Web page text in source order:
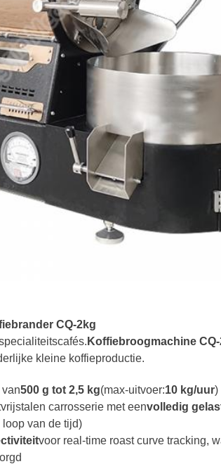
CQ-2kg
Koffiebroogmachine
kleine koffieproductie.
500 g tot 2,5 kg(max-uitvoer:10 kg/uur)
carrosserie met eenvolledig
van de tijd)
voor real-time roast curve tracking,